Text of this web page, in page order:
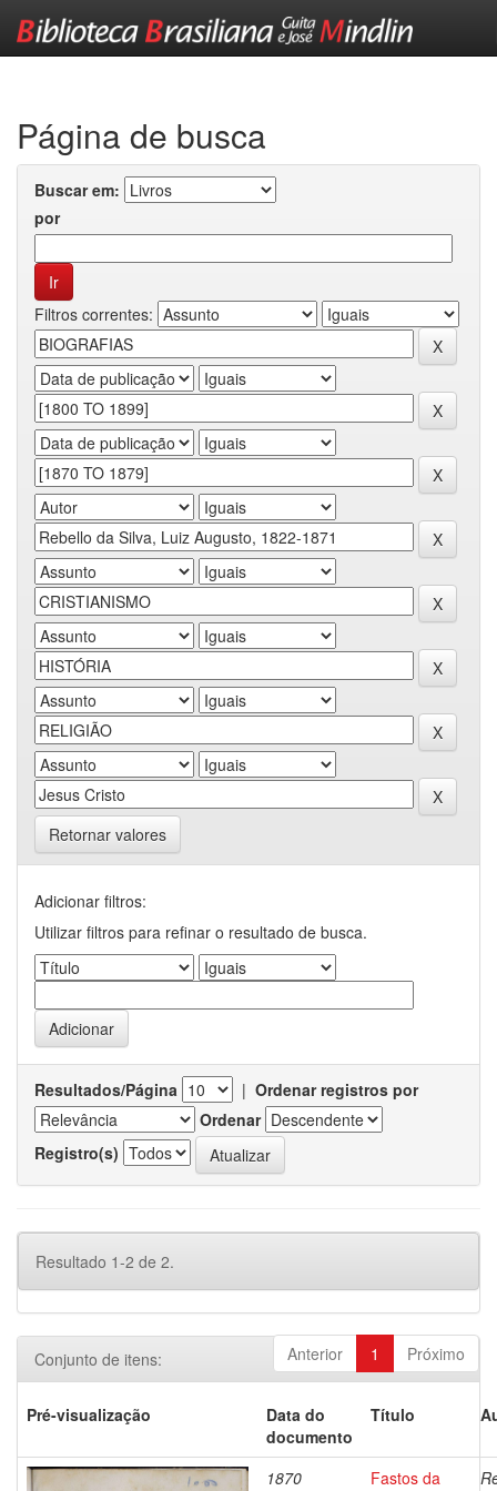
Página de busca
Buscar em:
por
Filtros correntes:
Retornar valores
Adicionar filtros:
Utilizar filtros para refinar o resultado de busca.
Resultados/Página | Ordenar registros por
Ordenar
Registro(s)
Resultado 1-2 de 2.
Anterior 1 Próximo
Conjunto de itens:
Pré-visualização
Data do
documento
Título
1870
Fastos da